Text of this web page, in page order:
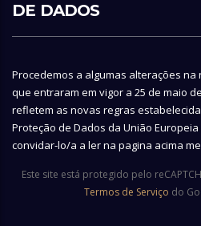
DE DADOS
Procedemos a algumas alterações na
que entraram em vigor a 25 de maio
refletem as novas regras
Proteção de Dados da União Europeia
convidar-lo/a a ler na pagina acima
Este site está protegido pelo
Termos de Serviço do